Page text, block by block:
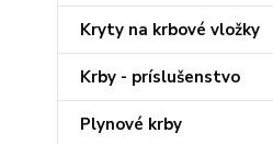
Kryty na krbové vložky
Krby - príslušenstvo
Plynové krby